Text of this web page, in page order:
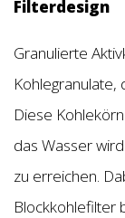
Filterdesign
Granulierte
Kohlegranulate,
Diese
das Wasser
zu erreichen.
Blockkohlefilter